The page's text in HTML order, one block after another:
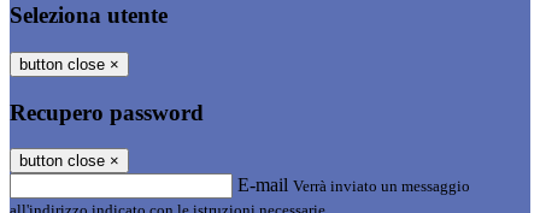
Seleziona utente
button close ×
Recupero password
button close ×
E-mail Verrà inviato un messaggio